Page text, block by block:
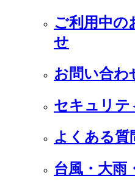
ご利用中の
せ
お問い合わ
セキュリテ
よくある質
台風・大雨